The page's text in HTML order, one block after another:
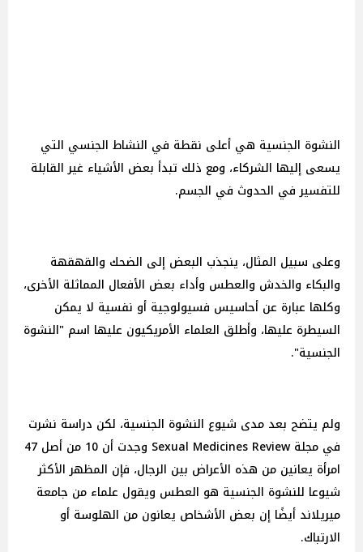
النشوة الجنسية هي أعلى نقطة في النشاط الجنسي التي
يسعى إليها الشركاء، ومع ذلك تبدأ بعض الأشياء غير القابلة
للتفسير في الحدوث في الجسم.
وعلى سبيل المثال، ينجذب البعض إلى الضحك والقهقهة
والبكاء والخدش والعطس وأداء بعض الأفعال المماثلة الأخرى،
وكلها عبارة عن أحاسيس فسيولوجية أو نفسية لا يمكن
السيطرة عليها، وأطلق العلماء الأمريكيون عليها اسم "النشوة
الجنسية".
ولم يتضح بعد مدى شيوع النشوة الجنسية، لكن دراسة نشرت
في مجلة Sexual Medicines Review وجدت أن 10 من أصل 47
امرأة يعانين من هذه الأعراض بين الرجال، فإن المظهر الأكثر
شيوعا للنشوة الجنسية هو العطس ويقول علماء من جامعة
ميريلاند أيضًا إن بعض الأشخاص يعانون من الهلوسة أو
الارتباك.